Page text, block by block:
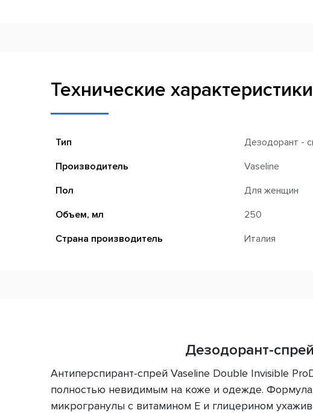
Технические характеристики
Тип
Дезодорант -
Производитель
Vaseline
Пол
Для женщин
Объем, мл
250
Страна производитель
Италия
Дезодорант-
Антиперспирант-спрей Vaseline Double Invisible
полностью невидимым на коже и одежде. Формула
микрогранулы с витамином Е и глицерином